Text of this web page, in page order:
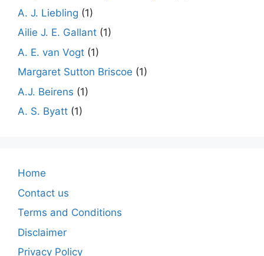
A. J. Liebling (1)
Ailie J. E. Gallant (1)
A. E. van Vogt (1)
Margaret Sutton Briscoe (1)
A.J. Beirens (1)
A. S. Byatt (1)
Home
Contact us
Terms and Conditions
Disclaimer
Privacy Policy